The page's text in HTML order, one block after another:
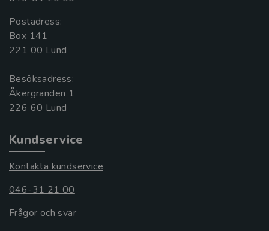
Postadress:
Box 141
221 00 Lund
Besöksadress:
Åkergränden 1
Kundservice
Kontakta kundservice
046-31 21 00
Frågor och svar